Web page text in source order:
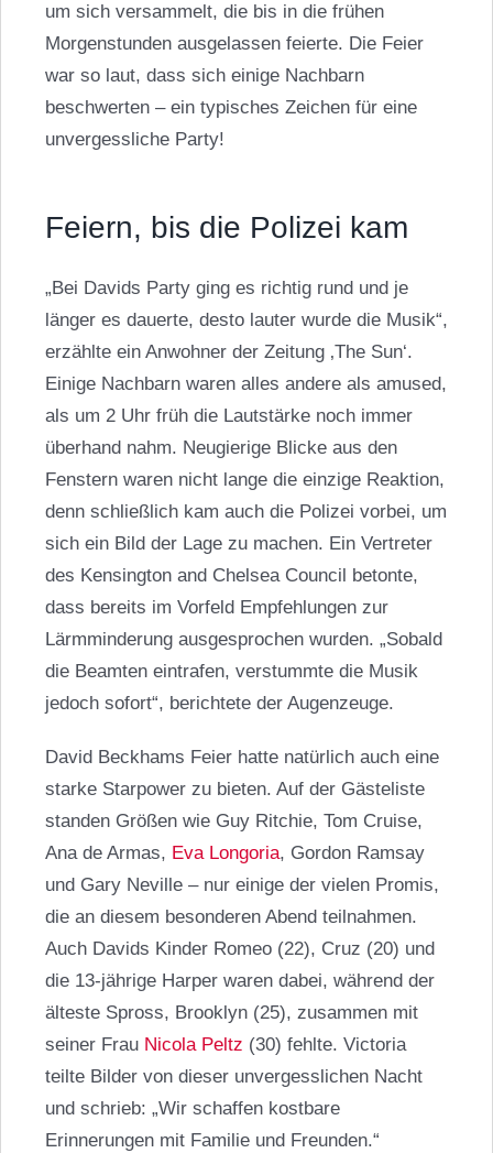
um sich versammelt, die bis in die frühen
Morgenstunden ausgelassen feierte. Die Feier
war so laut, dass sich einige Nachbarn
beschwerten – ein typisches Zeichen für eine
unvergessliche Party!
Feiern, bis die Polizei kam
„Bei Davids Party ging es richtig rund und je
länger es dauerte, desto lauter wurde die Musik“,
erzählte ein Anwohner der Zeitung ‚The Sun‘.
Einige Nachbarn waren alles andere als amused,
als um 2 Uhr früh die Lautstärke noch immer
überhand nahm. Neugierige Blicke aus den
Fenstern waren nicht lange die einzige Reaktion,
denn schließlich kam auch die Polizei vorbei, um
sich ein Bild der Lage zu machen. Ein Vertreter
des Kensington and Chelsea Council betonte,
dass bereits im Vorfeld Empfehlungen zur
Lärmminderung ausgesprochen wurden. „Sobald
die Beamten eintrafen, verstummte die Musik
jedoch sofort“, berichtete der Augenzeuge.
David Beckhams Feier hatte natürlich auch eine
starke Starpower zu bieten. Auf der Gästeliste
standen Größen wie Guy Ritchie, Tom Cruise,
Ana de Armas, Eva Longoria, Gordon Ramsay
und Gary Neville – nur einige der vielen Promis,
die an diesem besonderen Abend teilnahmen.
Auch Davids Kinder Romeo (22), Cruz (20) und
die 13-jährige Harper waren dabei, während der
älteste Spross, Brooklyn (25), zusammen mit
seiner Frau Nicola Peltz (30) fehlte. Victoria
teilte Bilder von dieser unvergesslichen Nacht
und schrieb: „Wir schaffen kostbare
Erinnerungen mit Familie und Freunden.“